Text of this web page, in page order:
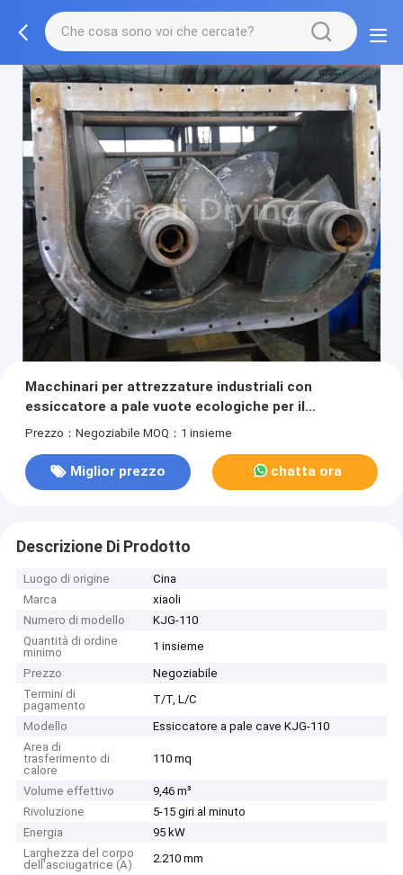
Macchinari per attrezzature industriali con
essiccatore a pale vuote ecologiche per il
funzionamento continuo
Prezzo：Negoziabile MOQ：1 insieme
Miglior prezzo chatta ora
Descrizione Di Prodotto
Luogo di origine
Cina
Marca
xiaoli
Numero di modello
KJG-110
Quantità di ordine
minimo
1 insieme
Prezzo
Negoziabile
Termini di
pagamento
T/T, L/C
Modello
Essiccatore a pale cave KJG-110
Area di
trasferimento di
calore
110 mq
Volume effettivo
9,46 m³
Rivoluzione
5-15 giri al minuto
Energia
95 kW
Larghezza del corpo
dell'asciugatrice (A)
2.210 mm